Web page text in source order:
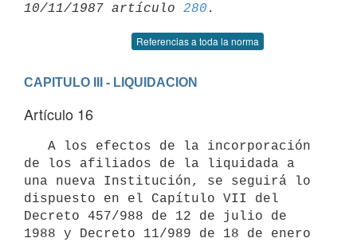
10/11/1987 artículo 280
Referencias a toda la norma
CAPITULO III - LIQUIDACION
Artículo 16
de los afiliados de la liquidada a
una nueva Institución, se seguirá lo
dispuesto en el Capítulo VII del
Decreto 457/988 de 12 de julio de
1988 y Decreto 11/989 de 18 de enero